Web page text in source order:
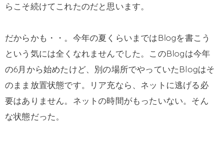
らこそ続けてこれたのだと思います。
だからかも・・。今年の夏くらいまではBlogを書こう
という気には全くなれませんでした。このBlogは今年
の6月から始めたけど、別の場所でやっていたBlogはそ
のまま放置状態です。リア充なら、ネットに逃げる必
要はありません。ネットの時間がもったいない。そん
な状態だった。